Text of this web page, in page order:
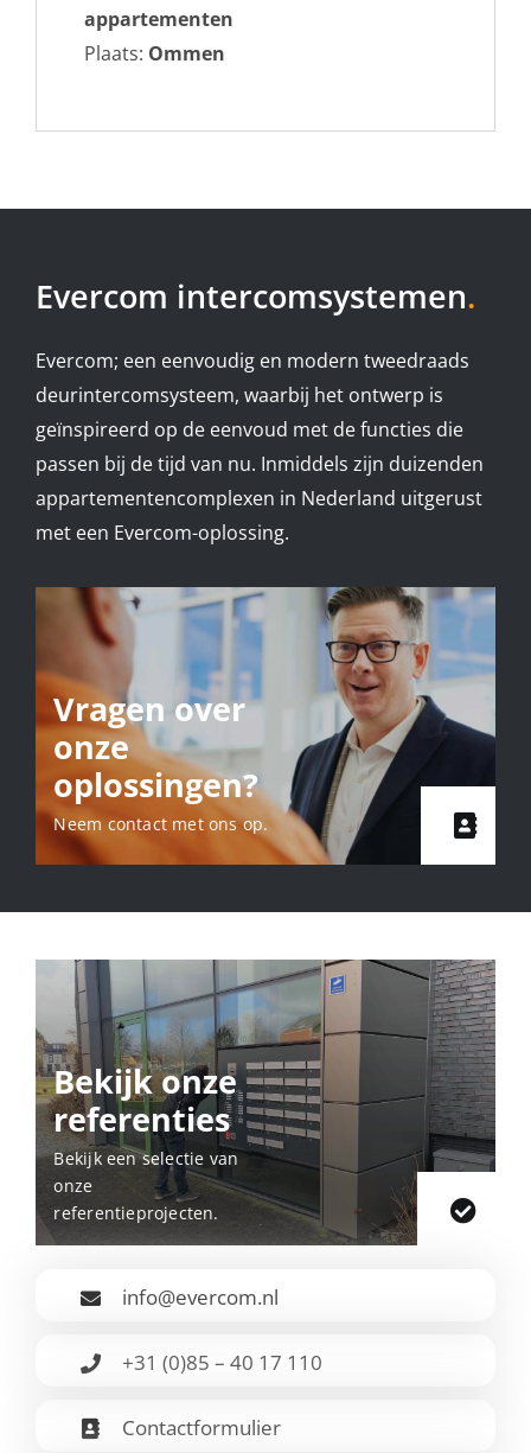
appartementen
Plaats: Ommen
Evercom intercomsystemen.
Evercom; een eenvoudig en modern tweedraads
deurintercomsysteem, waarbij het ontwerp is
geïnspireerd op de eenvoud met de functies die
passen bij de tijd van nu. Inmiddels zijn duizenden
appartementencomplexen in Nederland uitgerust
met een Evercom-oplossing.
Vragen over
onze
oplossingen?
Neem contact met ons op.
Bekijk onze
referenties
Bekijk een selectie van
onze
referentieprojecten.
info@evercom.nl
+31 (0)85 – 40 17 110
Contactformulier